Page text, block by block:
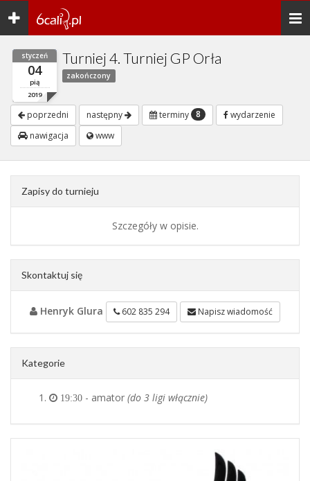
Toggle
navigation
styczeń
04
pią
2019
Turniej 4. Turniej GP Orła
zakończony
poprzedni następny terminy 8
wydarzenie
nawigacja
www
Zapisy do turnieju
Szczegóły w opisie.
Skontaktuj się
Henryk Glura 602 835 294 Napisz wiadomość
Kategorie
19:30 - amator (do 3 ligi włącznie)